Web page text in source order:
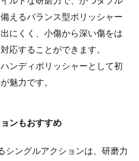
トドライバーの収納方法・お手
を徹底解説！
ールはパナソニックもおすす
えるバランス型ポリッシャー
にくく、小傷から深い傷をは
応することができます。
ンディポリッシャーとして初
魅力です。
ンもおすすめ
シングルアクションは、研磨力